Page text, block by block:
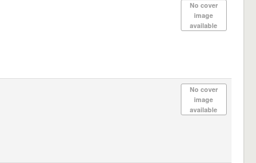
No cover
image
available
No cover
image
available